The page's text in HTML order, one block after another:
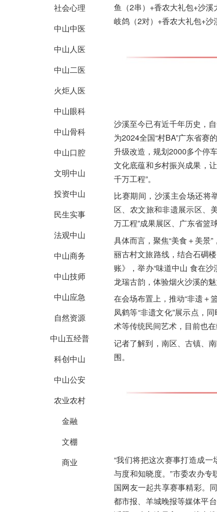
社会心理
中山中医
中山人医
中山二医
火炬人医
中山眼科
中山骨科
中山口腔
文明中山
投资中山
民生实事
法观中山
中山商务
中山技师
中山应急
自然资源
中山五经普
科创中山
中山公安
农业农村
金融
文棚
商业
鱼（2串）+香农大礼包+沙
岐鸽（2对）+香农大礼包+沙
沙溪至今已有近千年历史，
为2024全国“村BA”广东省赛
升级改造，规划2000多个停
文化底蕴和乡村振兴成果，
千万工程”。
比赛期间，沙溪主会场还将
区、农文旅和非遗展示区、
万工程”成果展区、广东省篮
具体而言，聚焦“美食＋美景
丽古村文旅路线，结合石碉
账》，举办“味道中山 食在
龙瑞古韵，体验烟火沙溪的魅
在会场布置上，推动“非遗＋
凤鹤等“非遗文化”展示点，
术等传统民间艺术，目前也
记者了解到，南区、古镇、
围。
“我们将把这次赛事打造成
与度和知晓度。”市委农办
国网友一起共享赛事精彩。
都市报、羊城晚报等媒体平